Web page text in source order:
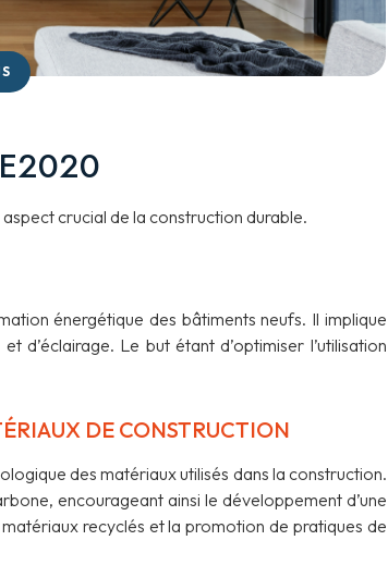
crucial de la construction durable.
énergétique des bâtiments neufs. Il implique
d’éclairage. Le but étant d’optimiser l’utilisation
DE CONSTRUCTION
des matériaux utilisés dans la construction.
encourageant ainsi le développement d’une
recyclés et la promotion de pratiques de